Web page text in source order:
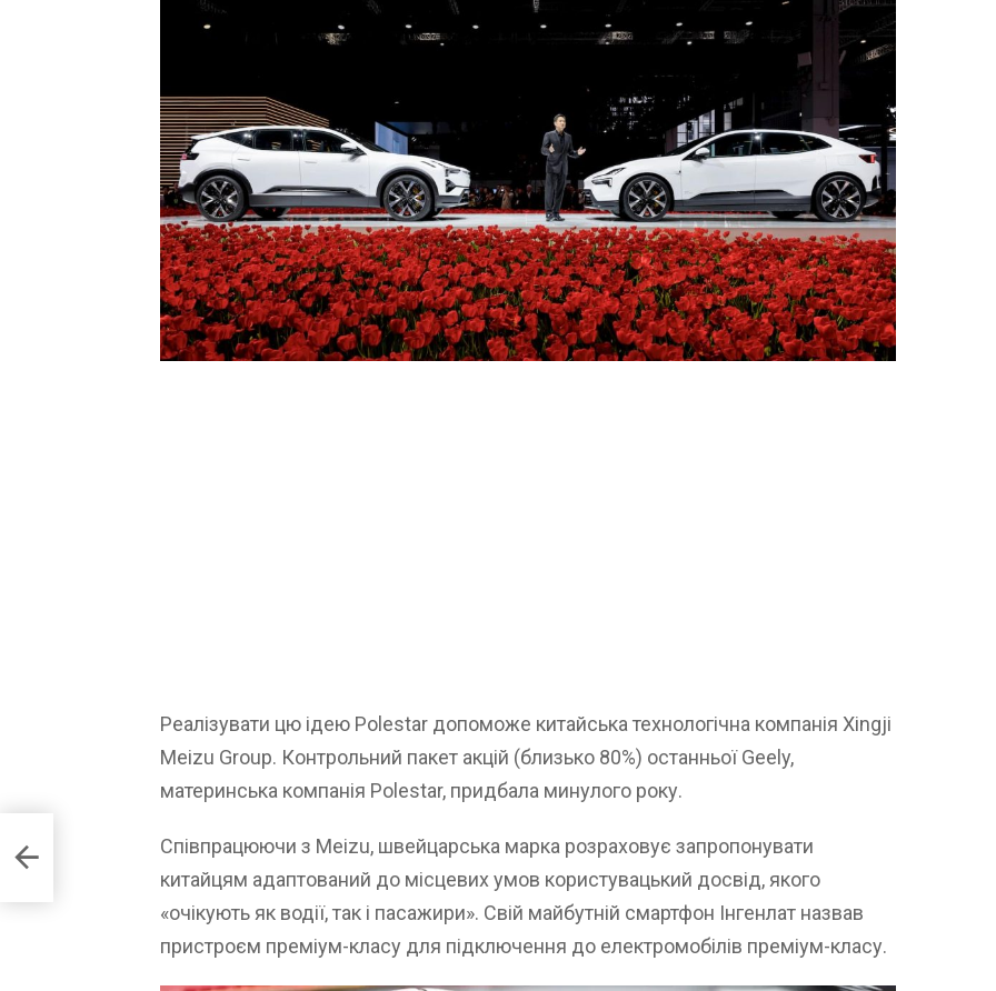
Реалізувати цю ідею Polestar допоможе китайська технологічна компанія Xingji
Meizu Group. Контрольний пакет акцій (близько 80%) останньої Geely,
материнська компанія Polestar, придбала минулого року.
Співпрацюючи з Meizu, швейцарська марка розраховує запропонувати
китайцям адаптований до місцевих умов користувацький досвід, якого
«очікують як водії, так і пасажири». Свій майбутній смартфон Інгенлат назвав
пристроєм преміум-класу для підключення до електромобілів преміум-класу.